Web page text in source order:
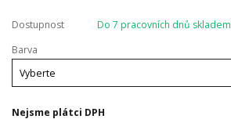
Dostupnost
Do 7 pracovních dnů skladem
Barva
Nejsme plátci DPH